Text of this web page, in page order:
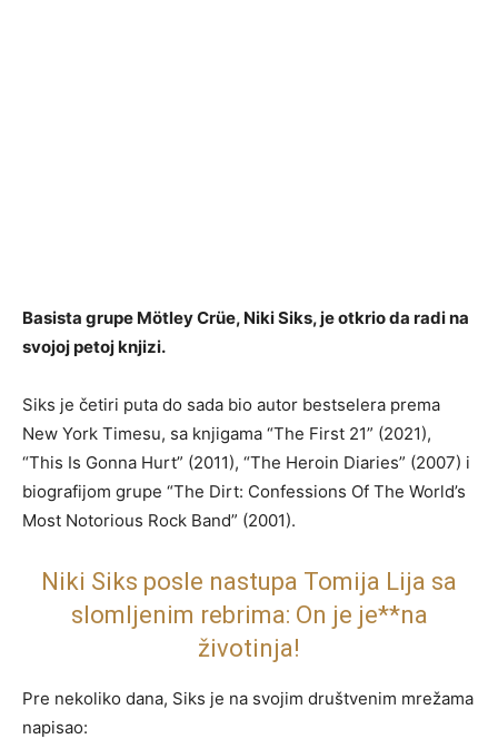
Basista grupe Mötley Crüe, Niki Siks, je otkrio da radi na
svojoj petoj knjizi.
Siks je četiri puta do sada bio autor bestselera prema
New York Timesu, sa knjigama “The First 21” (2021),
“This Is Gonna Hurt” (2011), “The Heroin Diaries” (2007) i
biografijom grupe “The Dirt: Confessions Of The World’s
Most Notorious Rock Band” (2001).
Niki Siks posle nastupa Tomija Lija sa
slomljenim rebrima: On je je**na
životinja!
Pre nekoliko dana, Siks je na svojim društvenim mrežama
napisao: